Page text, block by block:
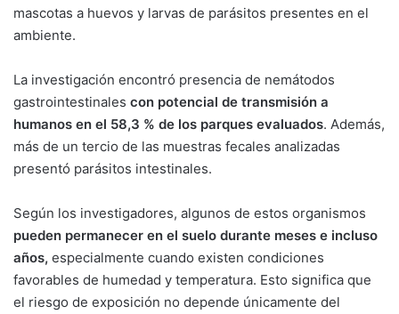
mascotas a huevos y larvas de parásitos presentes en el
ambiente.
La investigación encontró presencia de nemátodos
gastrointestinales con potencial de transmisión a
humanos en el 58,3 % de los parques evaluados. Además,
más de un tercio de las muestras fecales analizadas
presentó parásitos intestinales.
Según los investigadores, algunos de estos organismos
pueden permanecer en el suelo durante meses e incluso
años, especialmente cuando existen condiciones
favorables de humedad y temperatura. Esto significa que
el riesgo de exposición no depende únicamente del